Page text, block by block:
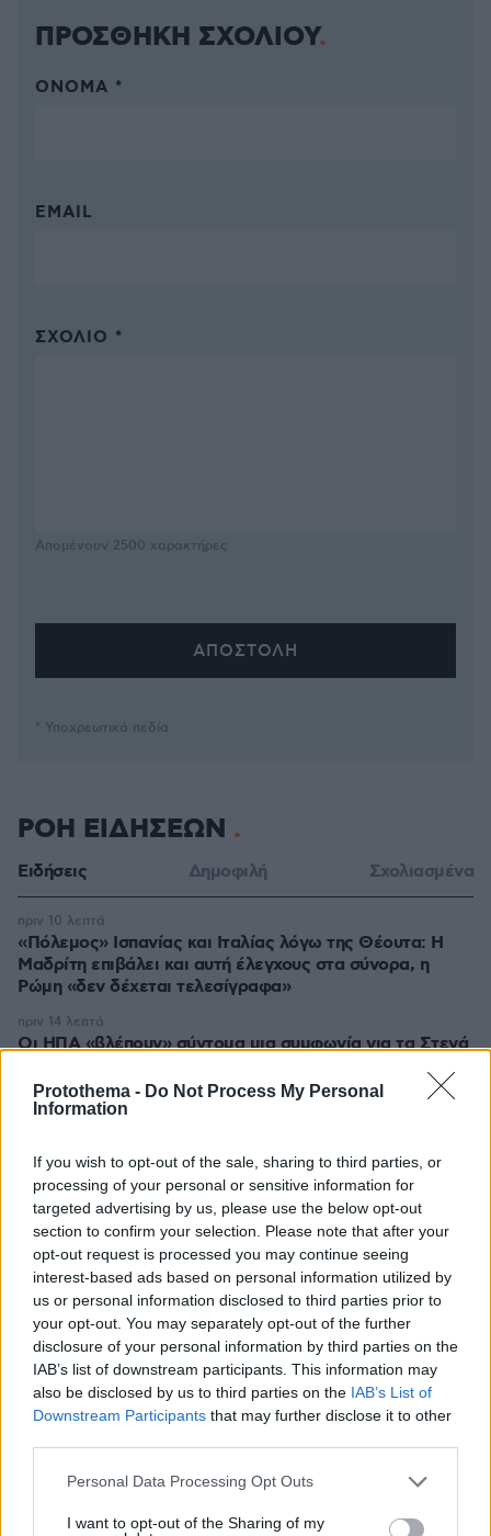
Protothema - Do Not Process My Personal
Information
If you wish to opt-out of the sale, sharing to third parties, or
processing of your personal or sensitive information for
targeted advertising by us, please use the below opt-out
section to confirm your selection. Please note that after your
opt-out request is processed you may continue seeing
interest-based ads based on personal information utilized by
us or personal information disclosed to third parties prior to
your opt-out. You may separately opt-out of the further
disclosure of your personal information by third parties on the
IAB’s list of downstream participants. This information may
also be disclosed by us to third parties on the IAB’s List of
Downstream Participants that may further disclose it to other
Please note that this website/app uses one or more Google
not limited to your visit or usage behaviour. You may click to
Personal Data Processing Opt Outs
I want to opt-out of the Sharing of my
ΠΡΟΣΘΗΚΗ ΣΧΟΛΙΟΥ
ΌΝΟΜΑ *
EMAIL
ΣΧΌΛΙΟ *
Απομένουν 2500 χαρακτήρες
* Υποχρεωτικά πεδία
ΡΟΗ ΕΙΔΗΣΕΩΝ
Ειδήσεις Δημοφιλή Σχολιασμένα
«Πόλεμος» Ισπανίας και Ιταλίας λόγω της Θέουτα: Η
Μαδρίτη επιβάλει και αυτή έλεγχους στα σύνορα, η
Ρώμη «δεν δέχεται τελεσίγραφα»
πριν 10 λεπτά
Οι ΗΠΑ «βλέπουν» σύντομα μια συμφωνία για τα Στενά
πριν 14 λεπτά
πριν 18 λεπτά
Νέα Αγχίαλος: 66χρονος σάτυρος αυνανιζόταν
πρακολουθώντας την 13χρονη γειτόνισσα του
πριν 18 λεπτά
Μπορούμε να καταψύξουμε τα σύκα;
πριν 27 λεπτά
Η φωτογραφία της 61χρονης Ελίζαμπεθ Χάρλεϊ με
μπικίνι
πριν 29 λεπτά
Ο «Δράκος» του Λονδίνου: 40χρονος με προβλήματα
πριν 35 λεπτά
Οι 10 «ήσυχες» παραλίες της Νάξου